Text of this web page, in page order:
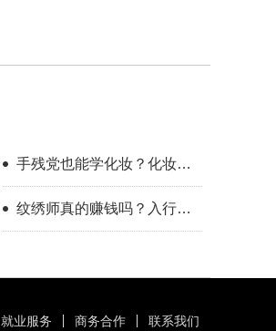
手残党也能学化妆？化妆学
校怎么选？
纹绣师真的赚钱吗？入行半
年的真实感受
就业服务 商务合作 联系我们